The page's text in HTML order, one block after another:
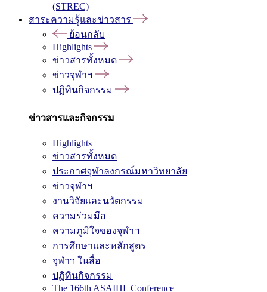
(STREC)
สาระความรู้และข่าวสาร
ย้อนกลับ
Highlights
ข่าวสารทั้งหมด
ข่าวจุฬาฯ
ปฏิทินกิจกรรม
ข่าวสารและกิจกรรม
Highlights
ข่าวสารทั้งหมด
ประกาศจุฬาลงกรณ์มหาวิทยาลัย
ข่าวจุฬาฯ
งานวิจัยและนวัตกรรม
ความร่วมมือ
ความภูมิใจของจุฬาฯ
การศึกษาและหลักสูตร
จุฬาฯ ในสื่อ
ปฏิทินกิจกรรม
The 166th ASAIHL Conference